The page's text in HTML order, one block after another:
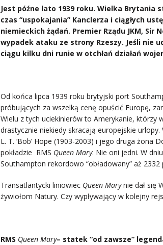
Jest późne lato 1939 roku. Wielka Brytania
czas “uspokajania” Kanclerza i ciągłych
niemieckich żądań. Premier Rządu JKM, Sir
wypadek ataku ze strony Rzeszy. Jeśli nie
ciągu kilku dni runie w otchłań działań
Od końca lipca 1939 roku brytyjski port
próbujących za wszelką cenę opuścić Europę,
Wielu z tych uciekinierów to Amerykanie, którzy
drastycznie niekiedy skracają europejskie
L. T. ‘Bob’ Hope (1903-2003) i jego druga żona
pokładzie RMS Queen Mary. Nie oni jedni. W
Southampton rekordowo “obładowany” aż 2332
Transatlantycki liniowiec Queen Marynie dał się
żywiołom Natury. Czy wypływający w kolejny
RMS Queen Mary– statek “od zawsze”